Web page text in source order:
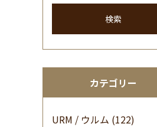
検索
カテゴリー
URM / ウルム (122)